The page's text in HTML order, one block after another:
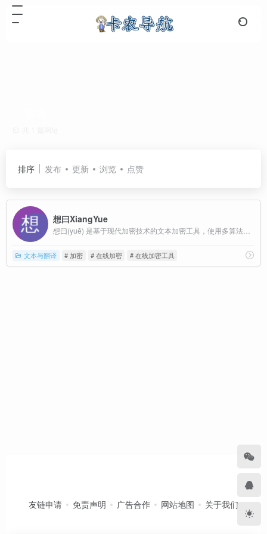
排序 发布 更新 浏览 点赞
想曰XiangYue
文本与翻译 # 加密 # 在线加密 # 在线加密工具
友链申请 免责声明 广告合作 网站地图 关于我们